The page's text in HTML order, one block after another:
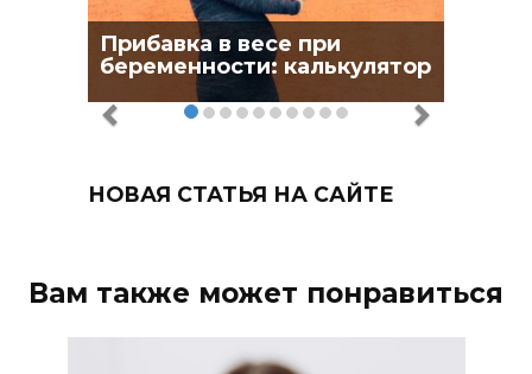
Прибавка в весе при
беременности: калькулятор
НОВАЯ СТАТЬЯ НА САЙТЕ
Вам также может понравиться